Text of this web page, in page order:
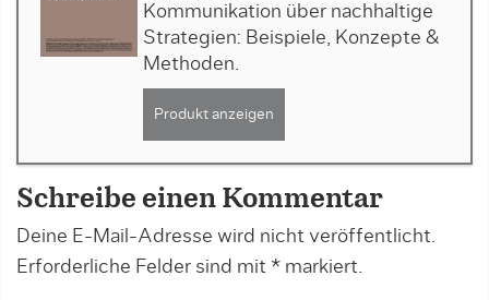
Kommunikation über nachhaltige
Strategien: Beispiele, Konzepte &
Methoden.
Produkt anzeigen
Schreibe einen Kommentar
Deine E-Mail-Adresse wird nicht veröffentlicht.
Erforderliche Felder sind mit * markiert.